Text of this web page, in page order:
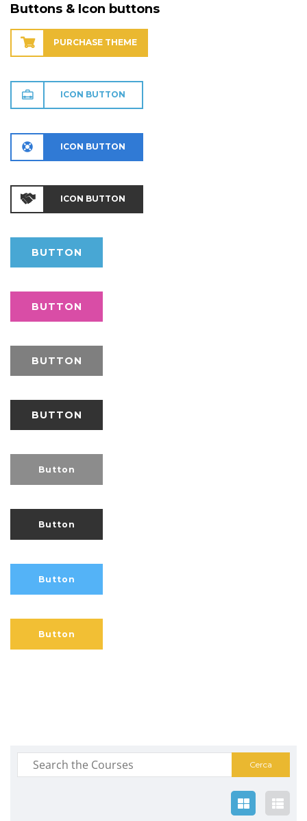
Buttons & Icon buttons
PURCHASE THEME
ICON BUTTON
ICON BUTTON
ICON BUTTON
BUTTON
BUTTON
BUTTON
BUTTON
Button
Button
Button
Button